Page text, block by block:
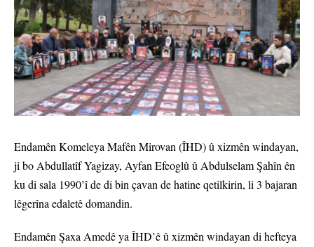
Endamên Komeleya Mafên Mirovan (ÎHD) û xizmên windayan,
ji bo Abdullatîf Yagizay, Ayfan Efeoglû û Abdulselam Şahîn ên
ku di sala 1990’î de di bin çavan de hatine qetilkirin, li 3 bajaran
lêgerîna edaletê domandin.
Endamên Şaxa Amedê ya ÎHD’ê û xizmên windayan di hefteya